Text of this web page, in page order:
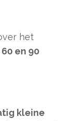
het
en 90
kleine